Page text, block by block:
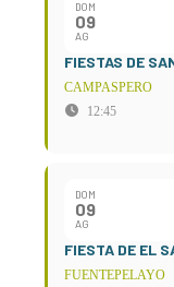
DOM
09
AG
FIESTAS DE
CAMPASPERO
12:45
DOM
09
AG
FIESTA DE EL
FUENTEPELAYO